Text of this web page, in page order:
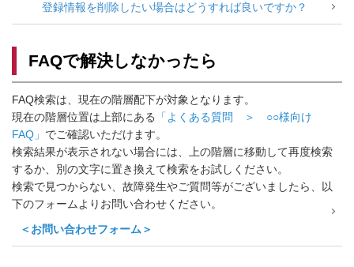
登録情報を削除したい場合はどうすれば良いですか？
FAQで解決しなかったら
FAQ検索は、現在の階層配下が対象となります。
現在の階層位置は上部にある
「よくある質問 ＞ ○○様向け
FAQ」 でご確認いただけます。
検索結果が表示されない場合には、上の階層に移動して再度検索
するか、別の文字に置き換えて検索をお試しください。
検索で見つからない、故障発生やご質問等がございましたら、以
下のフォームよりお問い合わせください。
＜お問い合わせフォーム＞